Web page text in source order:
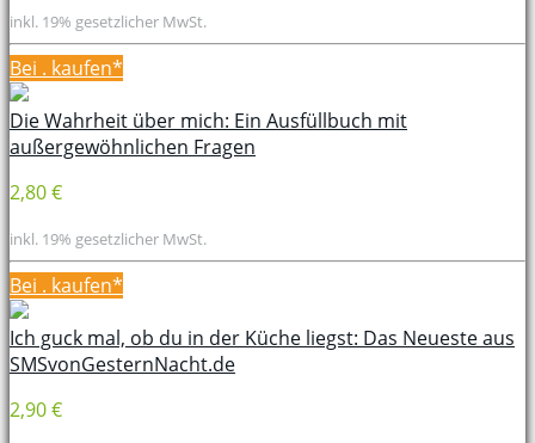
inkl. 19% gesetzlicher MwSt.
Bei . kaufen*
Die Wahrheit über mich: Ein Ausfüllbuch mit
außergewöhnlichen Fragen
2,80 €
inkl. 19% gesetzlicher MwSt.
Bei . kaufen*
Ich guck mal, ob du in der Küche liegst: Das Neueste aus
SMSvonGesternNacht.de
2,90 €